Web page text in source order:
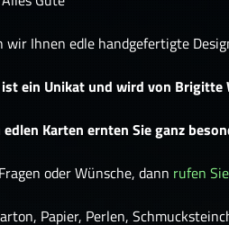
wir Ihnen edle handgefertigte
ist ein Unikat und wird von
Karten ernten Sie ganz
oder Wünsche, dann rufen
Papier, Perlen,